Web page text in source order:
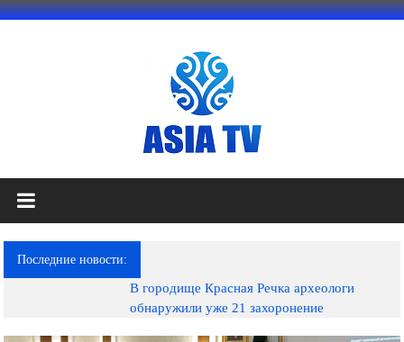
Перейти
АЗИЯ
ТВ
это
телеканал
документальные
Последние новости:
В городище Красная Речка археологи
обнаружили уже 21 захоронение